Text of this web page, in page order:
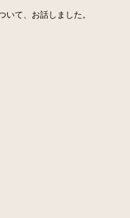
て、お話しました。